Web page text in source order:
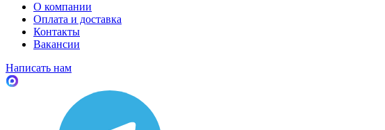
О компании
Оплата и доставка
Контакты
Вакансии
Написать нам